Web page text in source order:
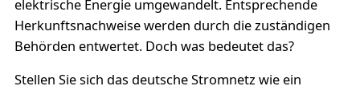
elektrische Energie umgewandelt. Entsprechende
Herkunftsnachweise werden durch die zuständigen
Behörden entwertet. Doch was bedeutet das?
Stellen Sie sich das deutsche Stromnetz wie ein